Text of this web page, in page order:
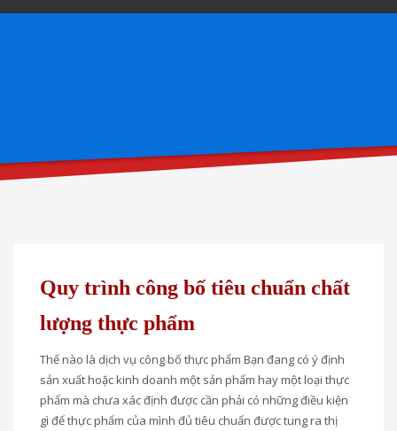
Quy trình công bố tiêu chuẩn chất
lượng thực phẩm
Thế nào là dịch vụ công bố thực phẩm Bạn đang có ý định
sản xuất hoặc kinh doanh một sản phẩm hay một loại thực
phẩm mà chưa xác định được cần phải có những điều kiện
gì để thực phẩm của mình đủ tiêu chuẩn được tung ra thị